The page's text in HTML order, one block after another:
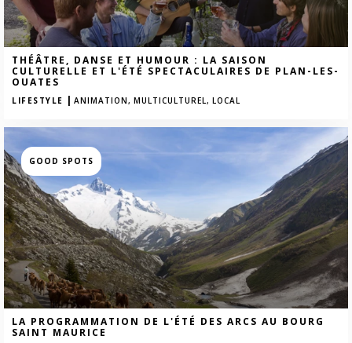
THÉÂTRE, DANSE ET HUMOUR : LA SAISON
CULTURELLE ET L'ÉTÉ SPECTACULAIRES DE PLAN-LES-
OUATES
LIFESTYLE | ANIMATION, MULTICULTUREL, LOCAL
LA PROGRAMMATION DE L'ÉTÉ DES ARCS AU BOURG
SAINT MAURICE
GOOD SPOTS